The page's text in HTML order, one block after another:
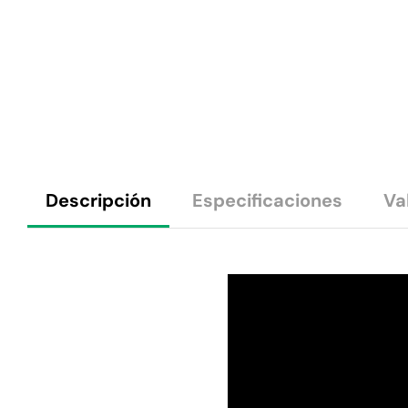
Descripción Especificaciones